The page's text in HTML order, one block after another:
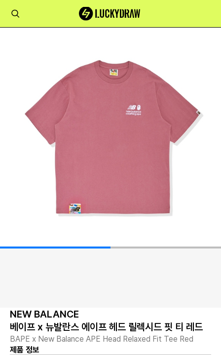
NEW BALANCE
베이프 x 뉴발란스 에이프 헤드 릴렉시드 핏 티 레드
BAPE x New Balance APE Head Relaxed Fit Tee Red
제품 정보